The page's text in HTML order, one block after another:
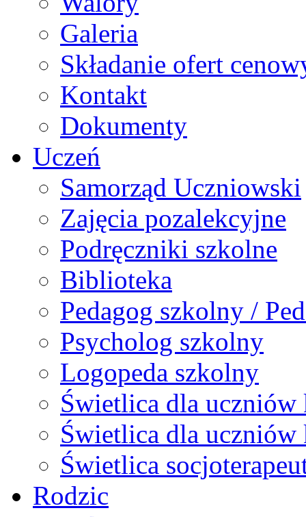
Galeria
Składanie ofert
Kontakt
Dokumenty
Uczeń
Samorząd Uczniowski
Zajęcia pozalekcyjne
Podręczniki szkolne
Biblioteka
Pedagog szkolny /
Psycholog szkolny
Logopeda szkolny
Świetlica dla uczniów
Świetlica dla
Świetlica
Rodzic